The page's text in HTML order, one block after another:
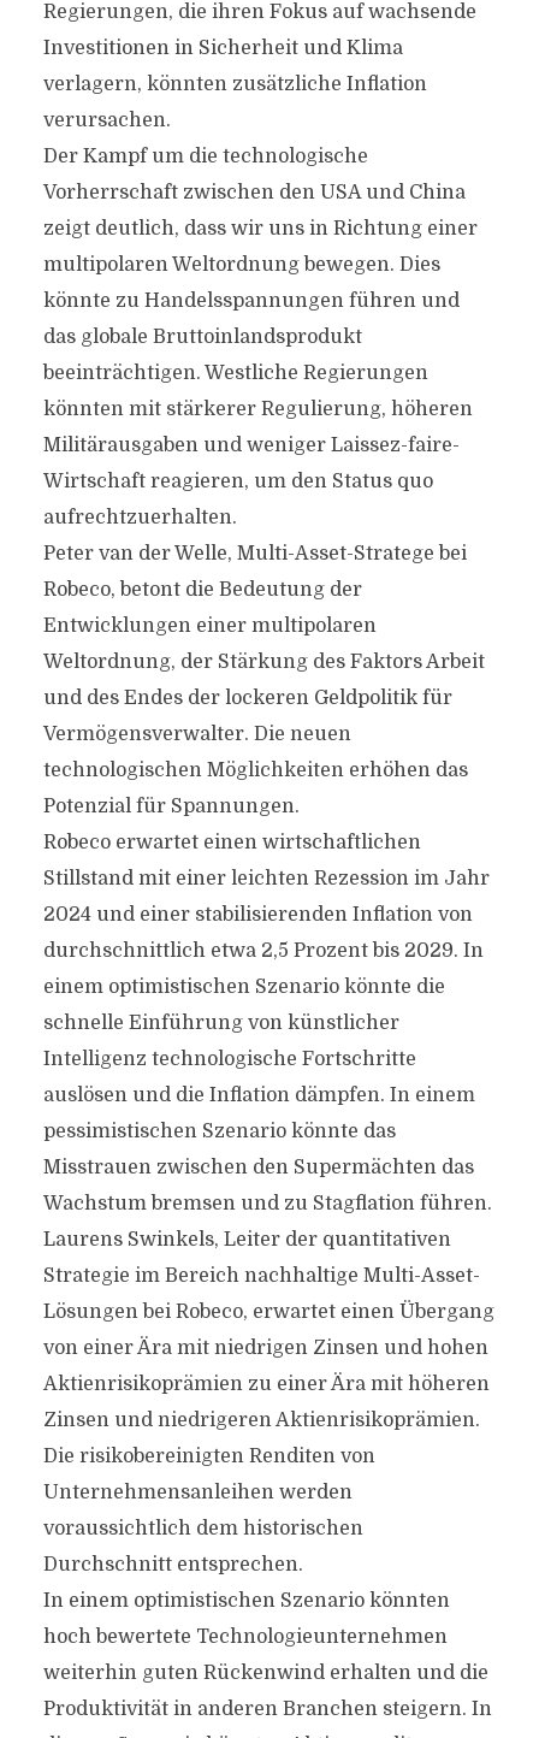
Regierungen, die ihren Fokus auf wachsende
Investitionen in Sicherheit und Klima
verlagern, könnten zusätzliche Inflation
verursachen.
Der Kampf um die technologische
Vorherrschaft zwischen den USA und China
zeigt deutlich, dass wir uns in Richtung einer
multipolaren Weltordnung bewegen. Dies
könnte zu Handelsspannungen führen und
das globale Bruttoinlandsprodukt
beeinträchtigen. Westliche Regierungen
könnten mit stärkerer Regulierung, höheren
Militärausgaben und weniger Laissez-faire-
Wirtschaft reagieren, um den Status quo
aufrechtzuerhalten.
Peter van der Welle, Multi-Asset-Stratege bei
Robeco, betont die Bedeutung der
Entwicklungen einer multipolaren
Weltordnung, der Stärkung des Faktors Arbeit
und des Endes der lockeren Geldpolitik für
Vermögensverwalter. Die neuen
technologischen Möglichkeiten erhöhen das
Potenzial für Spannungen.
Robeco erwartet einen wirtschaftlichen
Stillstand mit einer leichten Rezession im Jahr
2024 und einer stabilisierenden Inflation von
durchschnittlich etwa 2,5 Prozent bis 2029. In
einem optimistischen Szenario könnte die
schnelle Einführung von künstlicher
Intelligenz technologische Fortschritte
auslösen und die Inflation dämpfen. In einem
pessimistischen Szenario könnte das
Misstrauen zwischen den Supermächten das
Wachstum bremsen und zu Stagflation führen.
Laurens Swinkels, Leiter der quantitativen
Strategie im Bereich nachhaltige Multi-Asset-
Lösungen bei Robeco, erwartet einen Übergang
von einer Ära mit niedrigen Zinsen und hohen
Aktienrisikoprämien zu einer Ära mit höheren
Zinsen und niedrigeren Aktienrisikoprämien.
Die risikobereinigten Renditen von
Unternehmensanleihen werden
voraussichtlich dem historischen
Durchschnitt entsprechen.
In einem optimistischen Szenario könnten
hoch bewertete Technologieunternehmen
weiterhin guten Rückenwind erhalten und die
Produktivität in anderen Branchen steigern. In